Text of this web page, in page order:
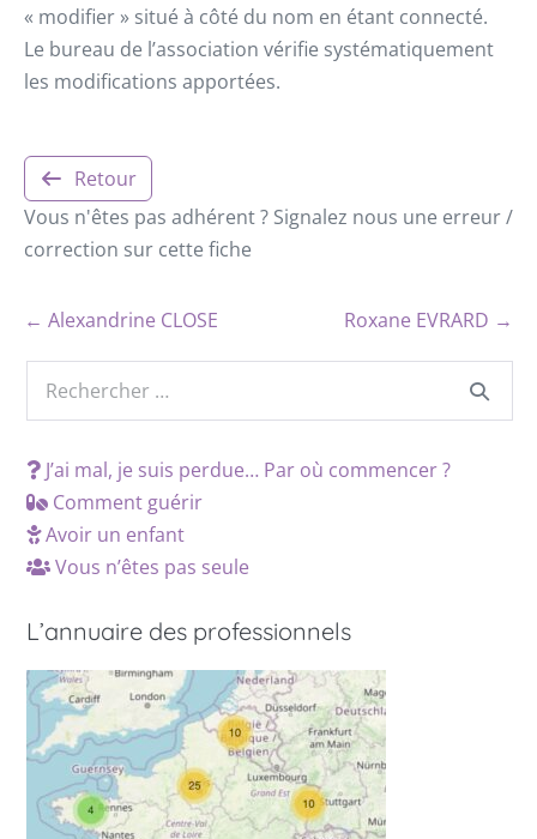
« modifier » situé à côté du nom en étant connecté.
Le bureau de l’association vérifie systématiquement
les modifications apportées.
Retour
Vous n'êtes pas adhérent ? Signalez nous une erreur /
correction sur cette fiche
← Alexandrine CLOSE Roxane EVRARD →
J’ai mal, je suis perdue… Par où commencer ?
Comment guérir
Avoir un enfant
Vous n’êtes pas seule
L’annuaire des professionnels